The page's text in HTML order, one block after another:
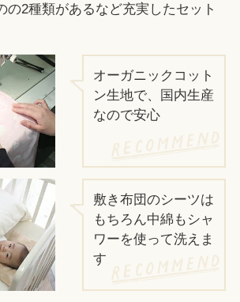
の2種類があるなど充実したセット
オーガニックコット
ン生地で、国内生産
なので安心
敷き布団のシーツは
もちろん中綿もシャ
ワーを使って洗えま
す